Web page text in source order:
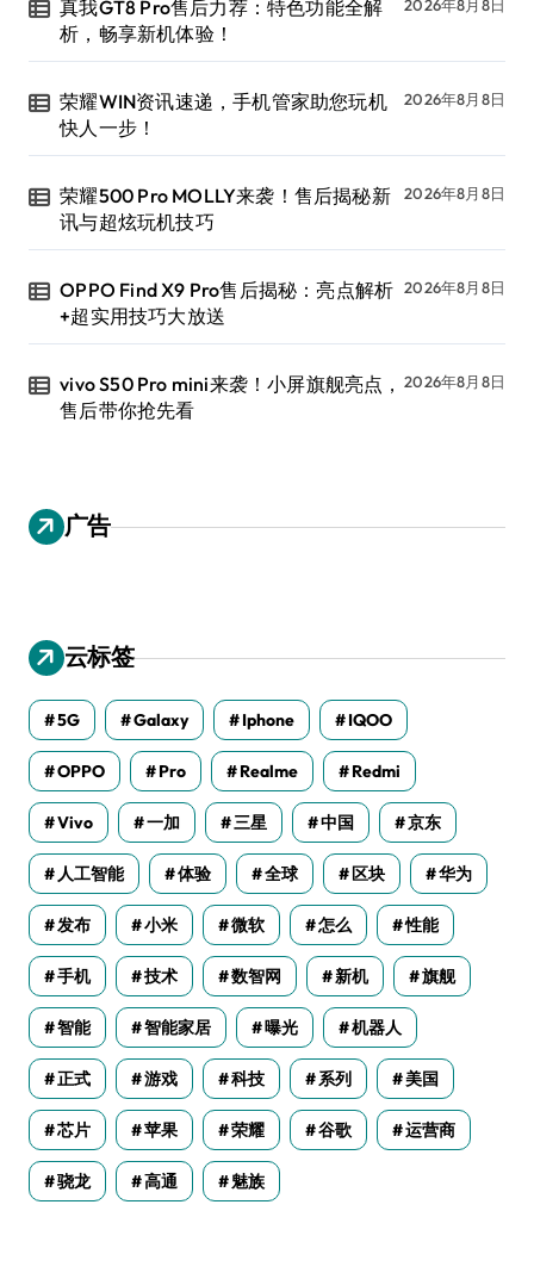
真我GT8 Pro售后力荐：特色功能全解
析，畅享新机体验！
2026年8月8日
荣耀WIN资讯速递，手机管家助您玩机
快人一步！
2026年8月8日
荣耀500 Pro MOLLY来袭！售后揭秘新
讯与超炫玩机技巧
2026年8月8日
OPPO Find X9 Pro售后揭秘：亮点解析
+超实用技巧大放送
2026年8月8日
vivo S50 Pro mini来袭！小屏旗舰亮点，
售后带你抢先看
2026年8月8日
广告
云标签
5G Galaxy Iphone IQOO
OPPO Pro Realme Redmi
Vivo 一加 三星 中国 京东
人工智能 体验 全球 区块 华为
发布 小米 微软 怎么 性能
手机 技术 数智网 新机 旗舰
智能 智能家居 曝光 机器人
正式 游戏 科技 系列 美国
芯片 苹果 荣耀 谷歌 运营商
骁龙 高通 魅族